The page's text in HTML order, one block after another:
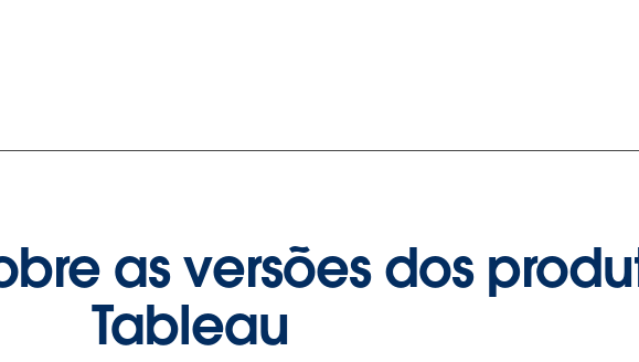
as versões dos
Tableau